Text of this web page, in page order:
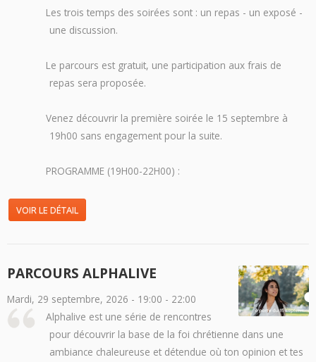
Les trois temps des soirées sont : un repas - un exposé -
une discussion.
Le parcours est gratuit, une participation aux frais de
repas sera proposée.
Venez découvrir la première soirée le 15 septembre à
19h00 sans engagement pour la suite.
PROGRAMME (19H00-22H00) :
VOIR LE DÉTAIL
PARCOURS ALPHALIVE
Mardi, 29 septembre, 2026 - 19:00 - 22:00
Alphalive est une série de rencontres
pour découvrir la base de la foi chrétienne dans une
ambiance chaleureuse et détendue où ton opinion et tes